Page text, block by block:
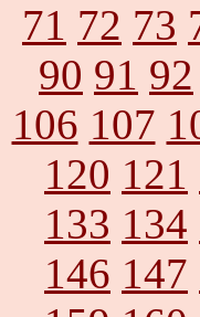
71 72 73
90 91 92
106 107
120 121
133 134
146 147